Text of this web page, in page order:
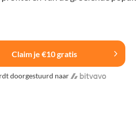
Claim je €10 gratis
doorgestuurd naar